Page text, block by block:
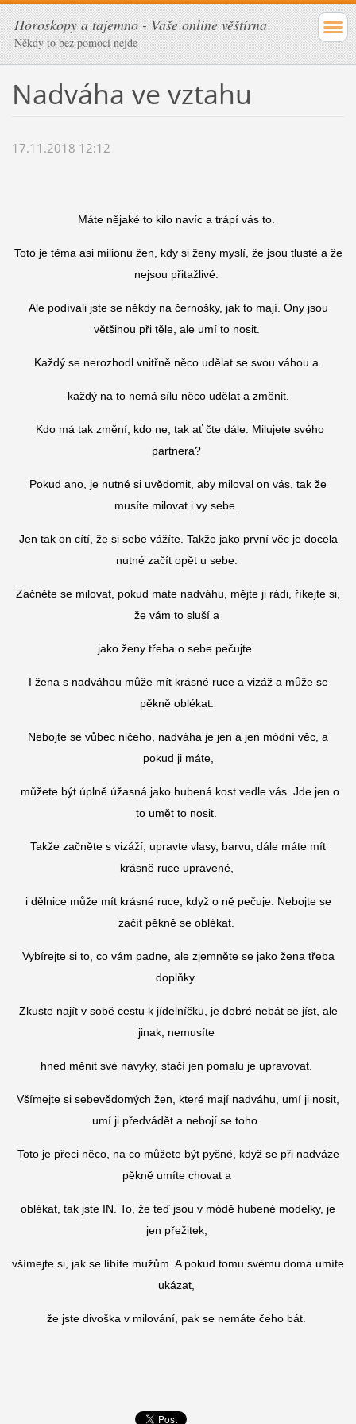
Horoskopy a tajemno - Vaše online věštírna
Někdy to bez pomoci nejde
Nadváha ve vztahu
17.11.2018 12:12
Máte nějaké to kilo navíc a trápí vás to.
Toto je téma asi milionu žen, kdy si ženy myslí, že jsou tlusté a že
nejsou přitažlivé.
Ale podívali jste se někdy na černošky, jak to mají. Ony jsou
většinou při těle, ale umí to nosit.
Každý se nerozhodl vnitřně něco udělat se svou váhou a
každý na to nemá sílu něco udělat a změnit.
Kdo má tak změní, kdo ne, tak ať čte dále. Milujete svého
partnera?
Pokud ano, je nutné si uvědomit, aby miloval on vás, tak že
musíte milovat i vy sebe.
Jen tak on cítí, že si sebe vážíte. Takže jako první věc je docela
nutné začít opět u sebe.
Začněte se milovat, pokud máte nadváhu, mějte ji rádi, říkejte si,
že vám to sluší a
jako ženy třeba o sebe pečujte.
I žena s nadváhou může mít krásné ruce a vizáž a může se
pěkně oblékat.
Nebojte se vůbec ničeho, nadváha je jen a jen módní věc, a
pokud ji máte,
můžete být úplně úžasná jako hubená kost vedle vás. Jde jen o
to umět to nosit.
Takže začněte s vizáží, upravte vlasy, barvu, dále máte mít
krásně ruce upravené,
i dělnice může mít krásné ruce, když o ně pečuje. Nebojte se
začít pěkně se oblékat.
Vybírejte si to, co vám padne, ale zjemněte se jako žena třeba
doplňky.
Zkuste najít v sobě cestu k jídelníčku, je dobré nebát se jíst, ale
jinak, nemusíte
hned měnit své návyky, stačí jen pomalu je upravovat.
Všímejte si sebevědomých žen, které mají nadváhu, umí ji nosit,
umí ji předvádět a nebojí se toho.
Toto je přeci něco, na co můžete být pyšné, když se při nadváze
pěkně umíte chovat a
oblékat, tak jste IN. To, že teď jsou v módě hubené modelky, je
jen přežitek,
všímejte si, jak se líbíte mužům. A pokud tomu svému doma umíte
ukázat,
že jste divoška v milování, pak se nemáte čeho bát.